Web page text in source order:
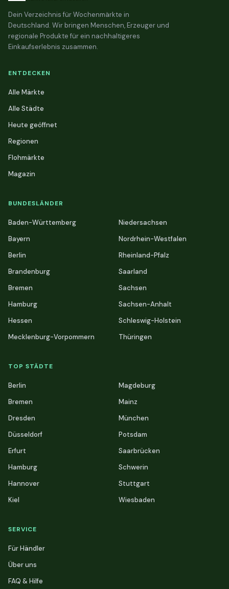
Dein Verzeichnis für Wochenmärkte in
Deutschland. Wir bringen Menschen, Erzeuger und
regionale Produkte für ein nachhaltigeres
Einkaufserlebnis zusammen.
ENTDECKEN
Alle Märkte
Alle Städte
Heute geöffnet
Regionen
Flohmärkte
Magazin
BUNDESLÄNDER
Baden-Württemberg
Bayern
Berlin
Brandenburg
Bremen
Hamburg
Hessen
Mecklenburg-Vorpommern
Niedersachsen
Nordrhein-Westfalen
Rheinland-Pfalz
Saarland
Sachsen
Sachsen-Anhalt
Schleswig-Holstein
Thüringen
TOP STÄDTE
Berlin
Bremen
Dresden
Düsseldorf
Erfurt
Hamburg
Hannover
Kiel
Magdeburg
Mainz
München
Potsdam
Saarbrücken
Schwerin
Stuttgart
Wiesbaden
SERVICE
Für Händler
Über uns
FAQ & Hilfe